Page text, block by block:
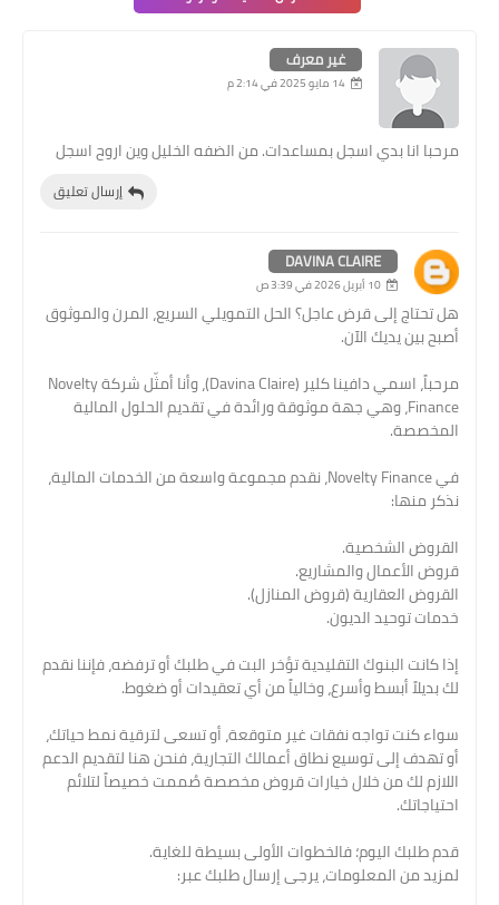
غير معرف
14 مايو 2025 في 2:14 م
مرحبا انا بدي اسجل بمساعدات. من الضفه الخليل وين اروح اسجل
إرسال تعليق
DAVINA CLAIRE
10 أبريل 2026 في 3:39 ص
هل تحتاج إلى قرض عاجل؟ الحل التمويلي السريع، المرن والموثوق
أصبح بين يديك الآن.
مرحباً، اسمي دافينا كلير (Davina Claire)، وأنا أمثّل شركة Novelty
Finance، وهي جهة موثوقة ورائدة في تقديم الحلول المالية
المخصصة.
في Novelty Finance، نقدم مجموعة واسعة من الخدمات المالية،
نذكر منها:
القروض الشخصية.
قروض الأعمال والمشاريع.
القروض العقارية (قروض المنازل).
خدمات توحيد الديون.
إذا كانت البنوك التقليدية تؤخر البت في طلبك أو ترفضه، فإننا نقدم
لك بديلاً أبسط وأسرع، وخالياً من أي تعقيدات أو ضغوط.
سواء كنت تواجه نفقات غير متوقعة، أو تسعى لترقية نمط حياتك،
أو تهدف إلى توسيع نطاق أعمالك التجارية، فنحن هنا لتقديم الدعم
اللازم لك من خلال خيارات قروض مخصصة صُممت خصيصاً لتلائم
احتياجاتك.
قدم طلبك اليوم؛ فالخطوات الأولى بسيطة للغاية.
لمزيد من المعلومات، يرجى إرسال طلبك عبر: